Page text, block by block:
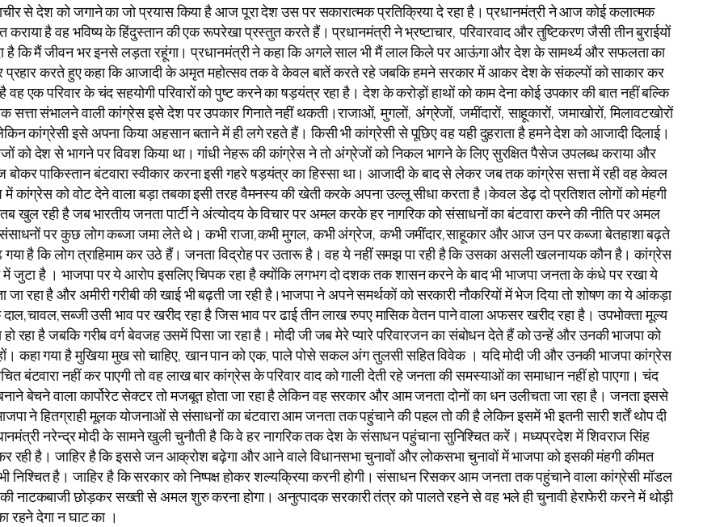
से देश को जगाने का जो प्रयास किया है आज पूरा देश उस पर सकारात्मक प्रतिक्रिया दे रहा है। प्रधानमंत्री ने आज कोई कलात्मक
है वह भविष्य के हिंदुस्तान की एक रूपरेखा प्रस्तुत करते हैं। प्रधानमंत्री ने भ्रष्टाचार, परिवारवाद और तुष्टिकरण जैसी तीन बुराईयों
है कि मैं जीवन भर इनसे लड़ता रहूंगा। प्रधानमंत्री ने कहा कि अगले साल भी मैं लाल किले पर आऊंगा और देश के सामर्थ्य और सफलता का
पर प्रहार करते हुए कहा कि आजादी के अमृत महोत्सव तक वे केवल बातें करते रहे जबकि हमने सरकार में आकर देश के संकल्पों को साकार कर
एक परिवार के चंद सहयोगी परिवारों को पुष्ट करने का षड़यंत्र रहा है। देश के करोड़ों हाथों को काम देना कोई उपकार की बात नहीं बल्कि
संभालने वाली कांग्रेस इसे देश पर उपकार गिनाते नहीं थकती।राजाओं, मुगलों, अंग्रेजों, जमींदारों, साहूकारों, जमाखोरों, मिलावटखोरों
इसे अपना किया अहसान बताने में ही लगे रहते हैं। किसी भी कांग्रेसी से पूछिए वह यही दुहराता है हमने देश को आजादी दिलाई।
को देश से भागने पर विवश किया था। गांधी नेहरू की कांग्रेस ने तो अंग्रेजों को निकल भागने के लिए सुरक्षित पैसेज उपलब्ध कराया और
पाकिस्तान बंटवारा स्वीकार करना इसी गहरे षड़यंत्र का हिस्सा था। आजादी के बाद से लेकर जब तक कांग्रेस सत्ता में रही वह केवल
कांग्रेस को वोट देने वाला बड़ा तबका इसी तरह वैमनस्य की खेती करके अपना उल्लू सीधा करता है।केवल डेढ़ दो प्रतिशत लोगों को मंहगी
खुल रही है जब भारतीय जनता पार्टी ने अंत्योदय के विचार पर अमल करके हर नागरिक को संसाधनों का बंटवारा करने की नीति पर अमल
पर कुछ लोग कब्जा जमा लेते थे। कभी राजा,कभी मुगल, कभी अंग्रेज, कभी जमींदार,साहूकार और आज उन पर कब्जा बेतहाशा बढ़ते
है कि लोग त्राहिमाम कर उठे हैं। जनता विद्रोह पर उतारू है। वह ये नहीं समझ पा रही है कि उसका असली खलनायक कौन है। कांग्रेस
में जुटा है । भाजपा पर ये आरोप इसलिए चिपक रहा है क्योंकि लगभग दो दशक तक शासन करने के बाद भी भाजपा जनता के कंधे पर रखा ये
रहा है और अमीरी गरीबी की खाई भी बढ़ती जा रही है।भाजपा ने अपने समर्थकों को सरकारी नौकरियों में भेज दिया तो शोषण का ये आंकड़ा
उसी भाव पर खरीद रहा है जिस भाव पर ढाई तीन लाख रुपए मासिक वेतन पाने वाला अफसर खरीद रहा है। उपभोक्ता मूल्य
है जबकि गरीब वर्ग बेवजह उसमें पिसा जा रहा है। मोदी जी जब मेरे प्यारे परिवारजन का संबोधन देते हैं को उन्हें और उनकी भाजपा को
कहा गया है मुखिया मुख सो चाहिए, खान पान को एक, पाले पोसे सकल अंग तुलसी सहित विवेक । यदि मोदी जी और उनकी भाजपा कांग्रेस
बंटवारा नहीं कर पाएगी तो वह लाख बार कांग्रेस के परिवार वाद को गाली देती रहे जनता की समस्याओं का समाधान नहीं हो पाएगा। चंद
बेचने वाला कार्पोरेट सेक्टर तो मजबूत होता जा रहा है लेकिन वह सरकार और आम जनता दोनों का धन उलीचता जा रहा है। जनता इससे
ने हितग्राही मूलक योजनाओं से संसाधनों का बंटवारा आम जनता तक पहुंचाने की पहल तो की है लेकिन इसमें भी इतनी सारी शर्तें थोप दी
नरेन्द्र मोदी के सामने खुली चुनौती है कि वे हर नागरिक तक देश के संसाधन पहुंचाना सुनिश्चित करें। मध्यप्रदेश में शिवराज सिंह
कर रही है। जाहिर है कि इससे जन आक्रोश बढ़ेगा और आने वाले विधानसभा चुनावों और लोकसभा चुनावों में भाजपा को इसकी मंहगी कीमत
निश्चित है। जाहिर है कि सरकार को निष्पक्ष होकर शल्यक्रिया करनी होगी। संसाधन रिसकर आम जनता तक पहुंचाने वाला कांग्रेसी मॉडल
नाटकबाजी छोड़कर सख्ती से अमल शुरु करना होगा। अनुत्पादक सरकारी तंत्र को पालते रहने से वह भले ही चुनावी हेराफेरी करने में थोड़ी
देगा न घाट का ।